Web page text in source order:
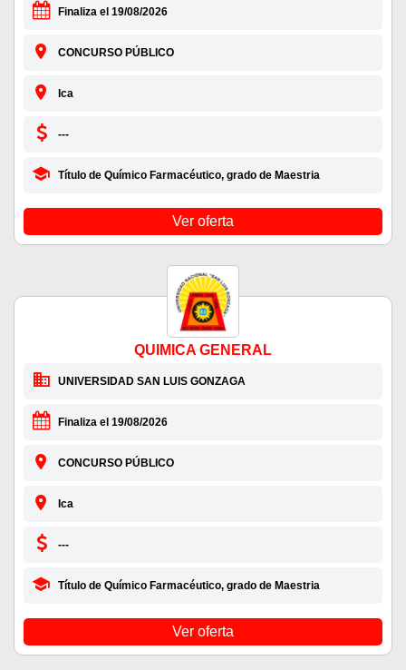
Finaliza el 19/08/2026
CONCURSO PÚBLICO
Ica
---
Título de Químico Farmacéutico, grado de Maestria
Ver oferta
QUIMICA GENERAL
UNIVERSIDAD SAN LUIS GONZAGA
Finaliza el 19/08/2026
CONCURSO PÚBLICO
Ica
---
Título de Químico Farmacéutico, grado de Maestria
Ver oferta